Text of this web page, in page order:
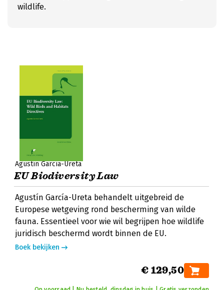
wildlife.
Agustín García-Ureta
EU Biodiversity Law
Agustín García-Ureta behandelt uitgebreid de
Europese wetgeving rond bescherming van wilde
fauna. Essentieel voor wie wil begrijpen hoe wildlife
juridisch beschermd wordt binnen de EU.
Boek bekijken
€ 129,50